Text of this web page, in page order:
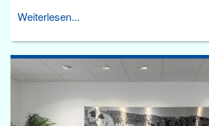
Weiterlesen...